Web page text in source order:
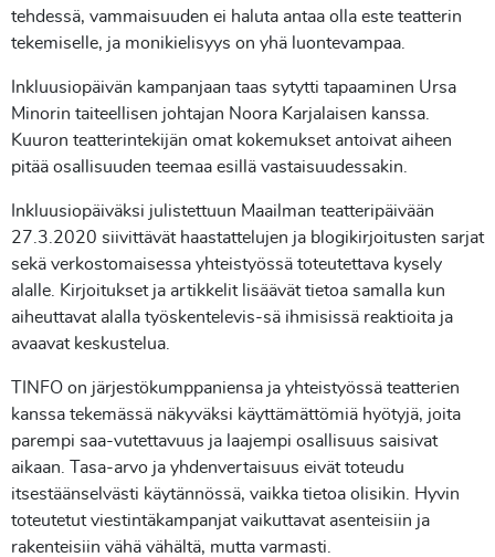
tehdessä, vammaisuuden ei haluta antaa olla este teatterin
tekemiselle, ja monikielisyys on yhä luontevampaa.
Inkluusiopäivän kampanjaan taas sytytti tapaaminen Ursa
Minorin taiteellisen johtajan Noora Karjalaisen kanssa.
Kuuron teatterintekijän omat kokemukset antoivat aiheen
pitää osallisuuden teemaa esillä vastaisuudessakin.
Inkluusiopäiväksi julistettuun Maailman teatteripäivään
27.3.2020 siivittävät haastattelujen ja blogikirjoitusten sarjat
sekä verkostomaisessa yhteistyössä toteutettava kysely
alalle. Kirjoitukset ja artikkelit lisäävät tietoa samalla kun
aiheuttavat alalla työskentelevis-sä ihmisissä reaktioita ja
avaavat keskustelua.
TINFO on järjestökumppaniensa ja yhteistyössä teatterien
kanssa tekemässä näkyväksi käyttämättömiä hyötyjä, joita
parempi saa-vutettavuus ja laajempi osallisuus saisivat
aikaan. Tasa-arvo ja yhdenvertaisuus eivät toteudu
itsestäänselvästi käytännössä, vaikka tietoa olisikin. Hyvin
toteutetut viestintäkampanjat vaikuttavat asenteisiin ja
rakenteisiin vähä vähältä, mutta varmasti.